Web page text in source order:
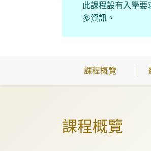
此課程設有入學
多資訊。
課程概覽
課程概覽